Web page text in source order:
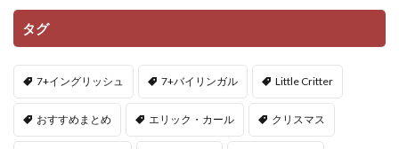
タグ
7+イングリッシュ 7+バイリンガル Little Critter
おすすめまとめ エリック・カール クリスマス